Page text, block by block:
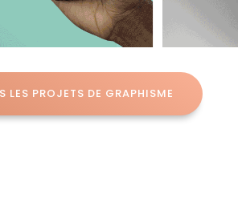
LES PROJETS DE GRAPHISME